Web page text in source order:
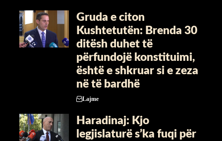
Gruda e citon
Kushtetutën: Brenda 30
ditësh duhet të
përfundojë konstituimi,
është e shkruar si e zeza
në të bardhë
Lajme
Haradinaj: Kjo
legjislaturë s’ka fuqi për